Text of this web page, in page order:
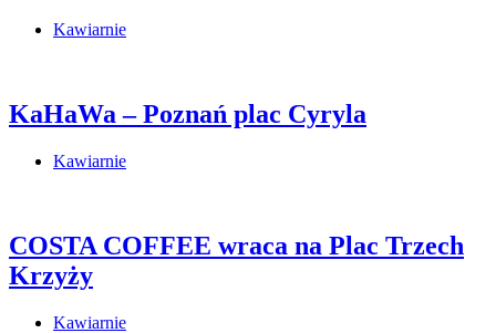
Kawiarnie
KaHaWa – Poznań plac Cyryla
Kawiarnie
COSTA COFFEE wraca na Plac Trzech
Krzyży
Kawiarnie